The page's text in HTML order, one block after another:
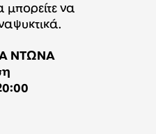
μπορείτε να
ΝΤΩΝΑ